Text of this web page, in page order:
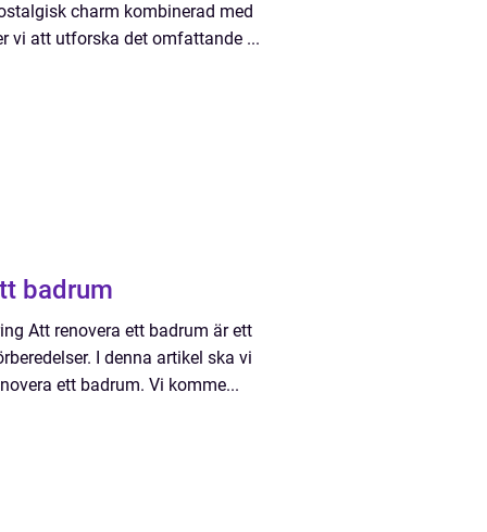
charm kombinerad med
vi att utforska det omfattande ...
badrum
Att renovera ett badrum är ett
I denna artikel ska vi
ett badrum. Vi komme...